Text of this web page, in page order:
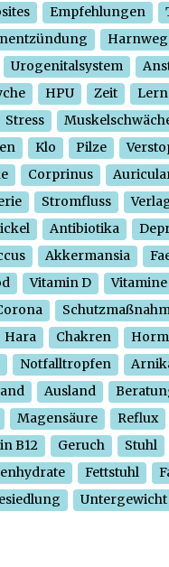
Empfehlungen
Urogenitalsystem
HPU Zeit
Stress
Klo Pilze
Corprinus
Stromfluss
Antibiotika
Akkermansia
Vitamin D
Vitamine
Hara Chakren
Notfalltropfen
Ausland
Magensäure
Reflux
B12 Geruch
Stuhl
Fettstuhl
Untergewicht